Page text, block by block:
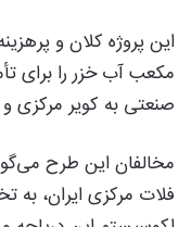
مکعب آب خزر را برای
صنعتی به کویر مرکزی
مخالفان این طرح
فلات مرکزی ایران،